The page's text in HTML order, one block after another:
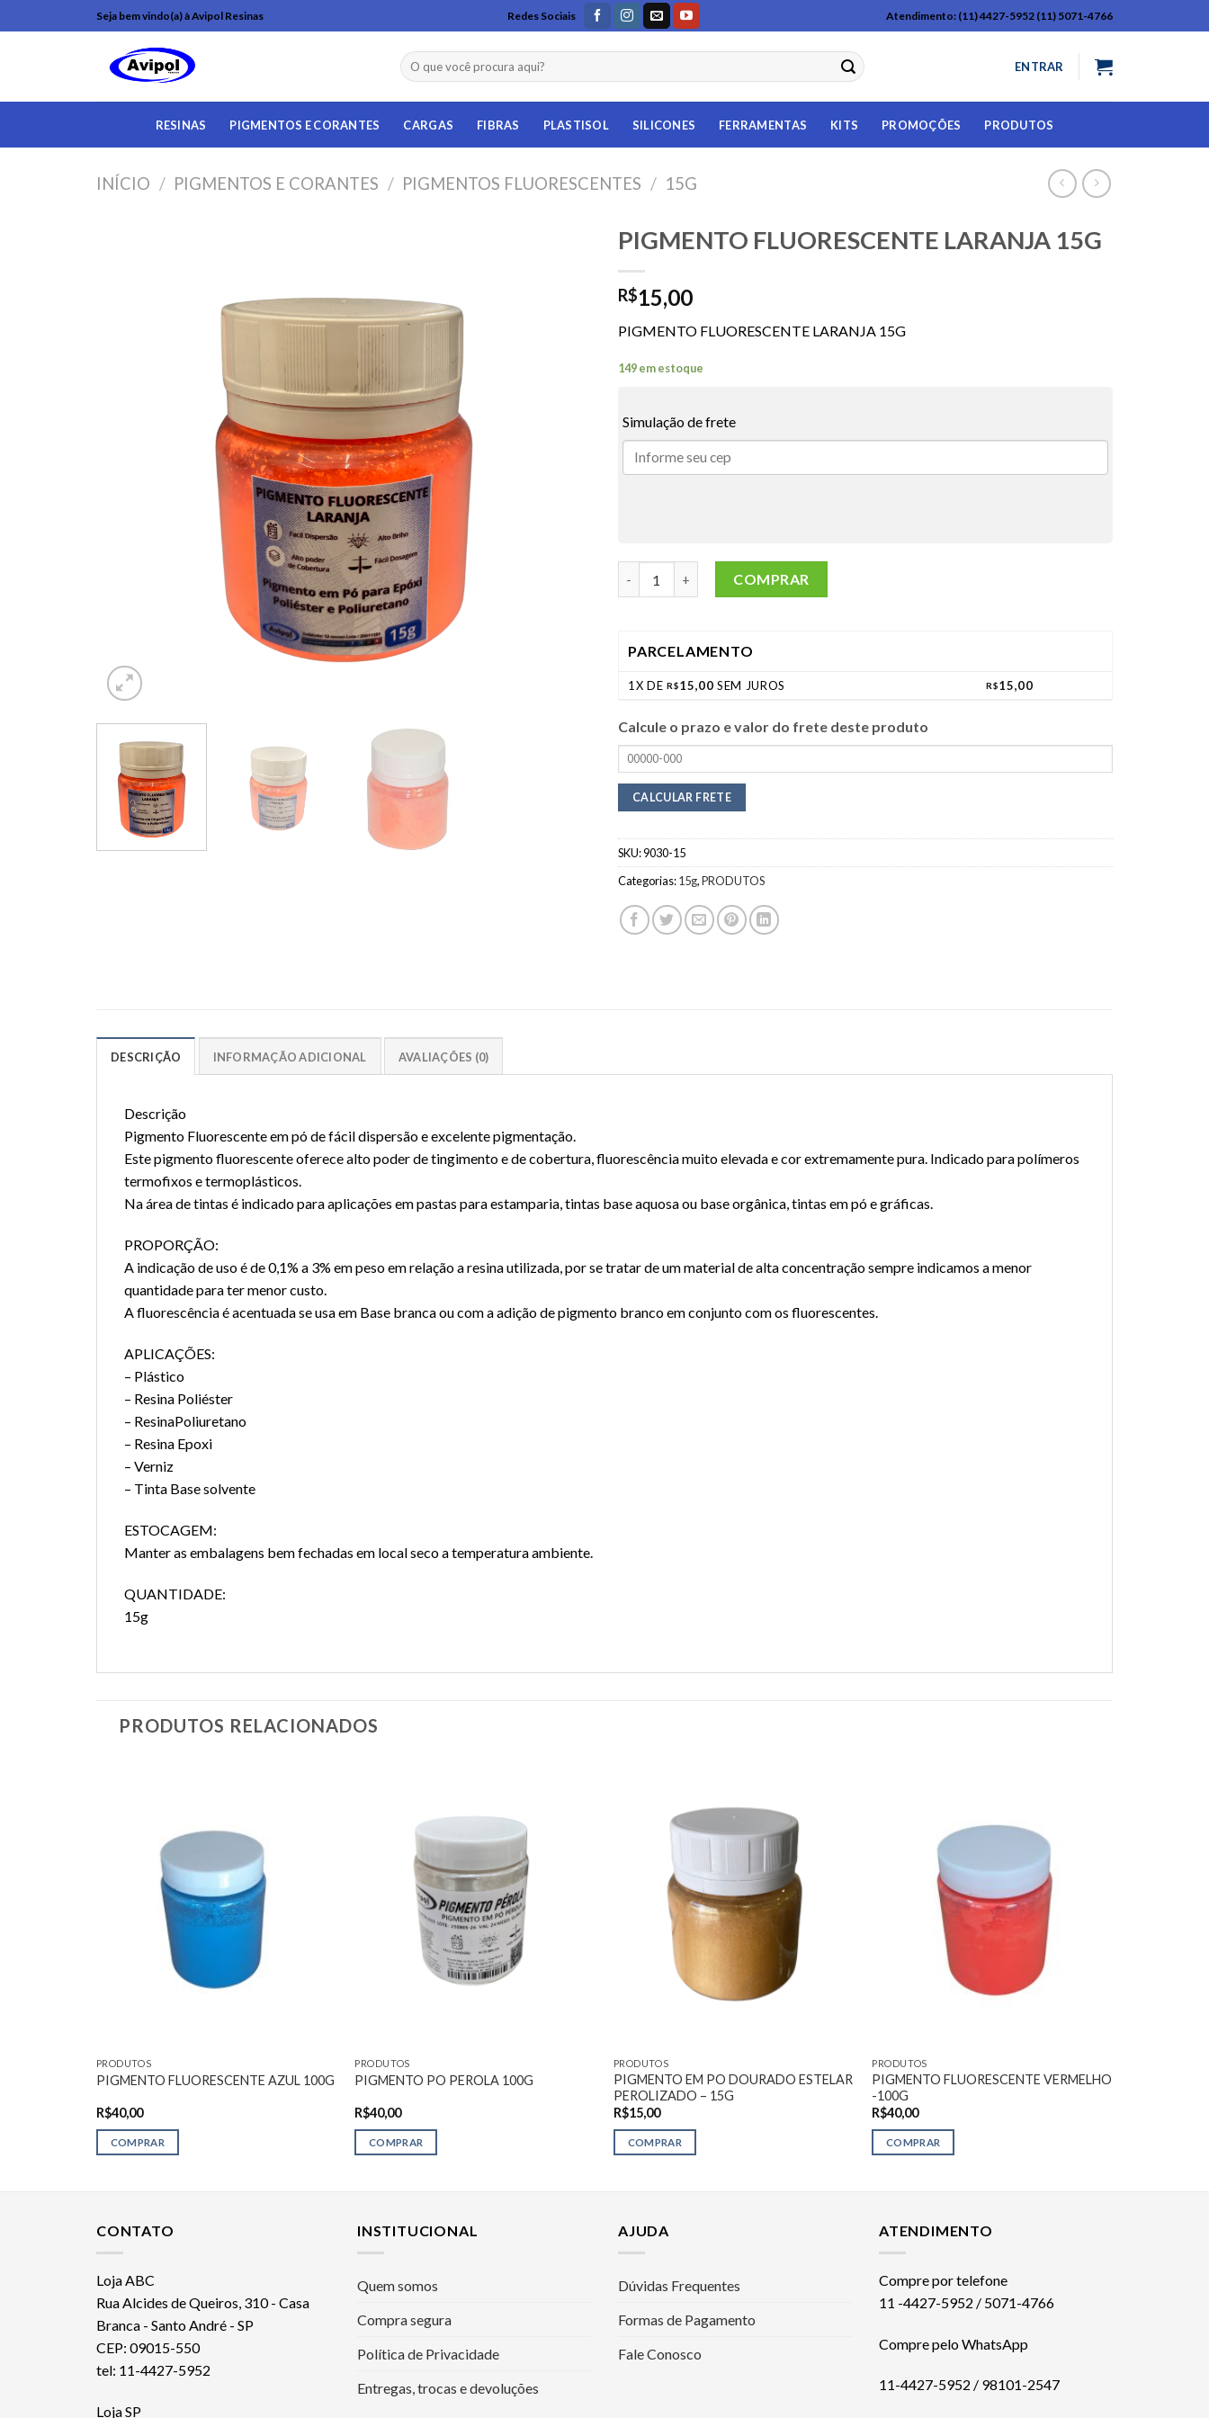
para
Seja bem vindo(a) à Avipol Resinas Redes Sociais Atendimento: (11) 4427-5952 (11) 5071-4766
Pesquisar
por:
ENTRAR
RESINAS PIGMENTOS E CORANTES CARGAS FIBRAS PLASTISOL SILICONES FERRAMENTAS KITS PROMOÇÕES PRODUTOS
INÍCIO / PIGMENTOS E CORANTES / PIGMENTOS FLUORESCENTES / 15G
PIGMENTO FLUORESCENTE LARANJA 15G
R$15,00
PIGMENTO FLUORESCENTE LARANJA 15G
149 em estoque
Simulação de frete
COMPRAR
PARCELAMENTO
1X DE R$15,00 SEM JUROS R$15,00
Calcule o prazo e valor do frete deste produto
SKU:9030-15
Categorias:15g,PRODUTOS
DESCRIÇÃO INFORMAÇÃO ADICIONAL AVALIAÇÕES (0)
Descrição
Pigmento Fluorescente em pó de fácil dispersão e excelente pigmentação.
Este pigmento fluorescente oferece alto poder de tingimento e de cobertura, fluorescência muito elevada e cor extremamente pura. Indicado para polímeros
termofixos e termoplásticos.
Na área de tintas é indicado para aplicações em pastas para estamparia, tintas base aquosa ou base orgânica, tintas em pó e gráficas.
PROPORÇÃO:
A indicação de uso é de 0,1% a 3% em peso em relação a resina utilizada, por se tratar de um material de alta concentração sempre indicamos a menor
quantidade para ter menor custo.
A fluorescência é acentuada se usa em Base branca ou com a adição de pigmento branco em conjunto com os fluorescentes.
APLICAÇÕES:
– Plástico
– Resina Poliéster
– ResinaPoliuretano
– Resina Epoxi
– Verniz
– Tinta Base solvente
ESTOCAGEM:
Manter as embalagens bem fechadas em local seco a temperatura ambiente.
QUANTIDADE:
15g
PRODUTOS RELACIONADOS
PRODUTOS
PIGMENTO FLUORESCENTE AZUL 100G
R$40,00
COMPRAR
PRODUTOS
PIGMENTO PO PEROLA 100G
R$40,00
COMPRAR
Desejos
PRODUTOS
PIGMENTO EM PO DOURADO ESTELAR
PEROLIZADO – 15G
R$15,00
COMPRAR
PRODUTOS
PIGMENTO FLUORESCENTE VERMELHO
-100G
R$40,00
COMPRAR
CONTATO
Loja ABC
Rua Alcides de Queiros, 310 - Casa
Branca - Santo André - SP
CEP: 09015-550
tel: 11-4427-5952
Loja SP
INSTITUCIONAL
Quem somos
Compra segura
Política de Privacidade
Entregas, trocas e devoluções
AJUDA
Dúvidas Frequentes
Formas de Pagamento
Fale Conosco
ATENDIMENTO
Compre por telefone
11 -4427-5952 / 5071-4766
Compre pelo WhatsApp
11-4427-5952 / 98101-2547